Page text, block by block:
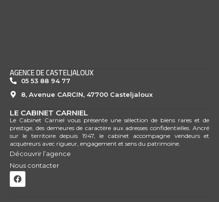
AGENCE DE CASTELJALOUX
05 53 88 94 77
8, Avenue CARCIN, 47700 Casteljaloux
LE CABINET CARNIEL
Le Cabinet Carniel vous présente une sélection de biens rares et de
prestige, des demeures de caractère aux adresses confidentielles. Ancré
sur le territoire depuis 1947, le cabinet accompagne vendeurs et
acquéreurs avec rigueur, engagement et sens du patrimoine.
Découvrir l’agence
Nous contacter